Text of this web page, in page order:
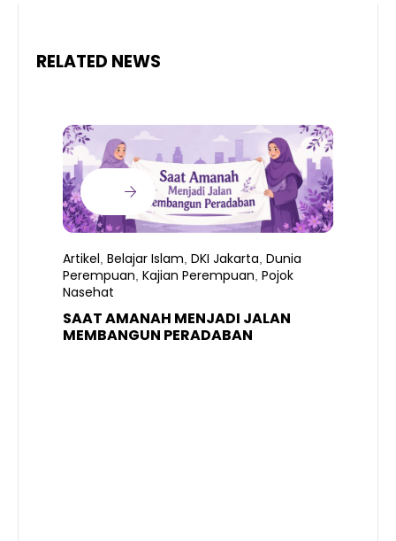
RELATED NEWS
Artikel Belajar Islam DKI Jakarta Dunia
Perempuan Kajian Perempuan Pojok
Nasehat
SAAT AMANAH MENJADI JALAN
MEMBANGUN PERADABAN